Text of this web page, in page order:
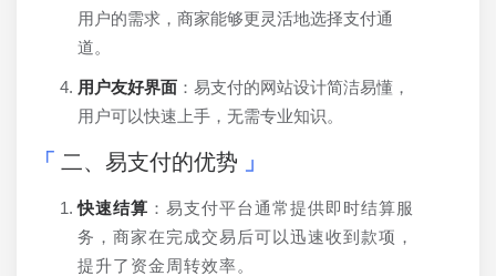
用户的需求，商家能够更灵活地选择支付通
道。
用户友好界面 ：易支付的网站设计简洁易懂，
用户可以快速上手，无需专业知识。
二、易支付的优势
快速结算 ：易支付平台通常提供即时结算服
务，商家在完成交易后可以迅速收到款项，
提升了资金周转效率。